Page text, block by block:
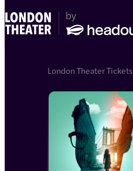
London Theater Tickets